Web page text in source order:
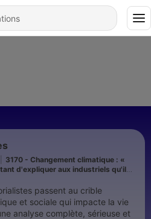
3170 - Changement climatique : «
d'expliquer aux industriels qu'il
passent au crible
et sociale qui impacte la vie
analyse complète, sérieuse et